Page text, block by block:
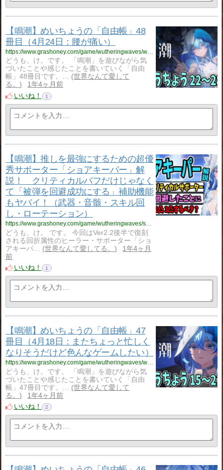
【鳴潮】めいちょうの「自由帳」48
冊目（4月24日：腰が痛い）
https://www.grashoney.com/game/wutheringwaves/wuwa_ziyuu-tyou-48
どうも、け。です。 「鳴潮」を遊びながら気
づいたことや感じたことを書いていく「自由
帳」48冊目です。…
世界なんて愛して
る。
1年4ヶ月前
いいね！
1
【鳴潮】推しを最強にするための超優
秀サポーター「ショアキーパー」解
説！ クリティカルバフだけじゃなく
て「被弾を回避成功にする」補助機能
もヤバイ！（武器・音骸・スキル回
し・ローテーション）
https://www.grashoney.com/game/wutheringwaves/syoaki-pa-_kaisetu
どうも、け。 です。 今回はVer2.2後半で復刻
される回折属性のヒーラー・サポーター「ショ
アキーパ…
世界なんて愛してる。
1年4ヶ月
前
いいね！
1
【鳴潮】めいちょうの「自由帳」47
冊目（4月18日：またちょっと忙しく
なりそうだけど色んなゲームしたい）
https://www.grashoney.com/game/wutheringwaves/wuwa_ziyuu-tyou-47
どうも、け。です。 「鳴潮」を遊びながら気
づいたことや感じたことを書いていく「自由
帳」47冊目です。…
世界なんて愛して
る。
1年4ヶ月前
いいね！
2